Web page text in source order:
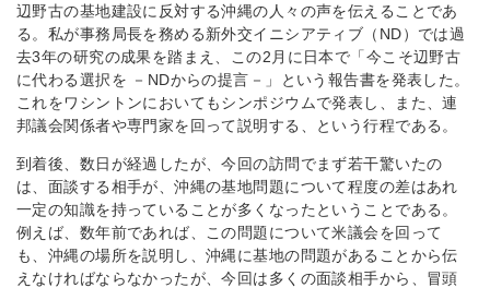
辺野古の基地建設に反対する沖縄の人々の声を伝えることであ
る。私が事務局長を務める新外交イニシアティブ（ND）では過
去3年の研究の成果を踏まえ、この2月に日本で「今こそ辺野古
に代わる選択を －NDからの提言－」という報告書を発表した。
これをワシントンにおいてもシンポジウムで発表し、また、連
邦議会関係者や専門家を回って説明する、という行程である。
到着後、数日が経過したが、今回の訪問でまず若干驚いたの
は、面談する相手が、沖縄の基地問題について程度の差はあれ
一定の知識を持っていることが多くなったということである。
例えば、数年前であれば、この問題について米議会を回って
も、沖縄の場所を説明し、沖縄に基地の問題があることから伝
えなければならなかったが、今回は多くの面談相手から、冒頭